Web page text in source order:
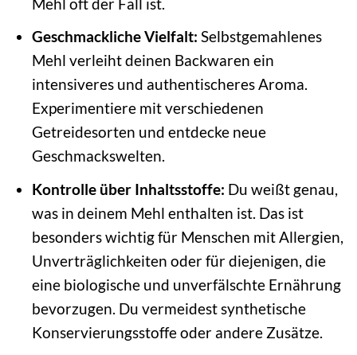
Geschmackliche Vielfalt: Selbstgemahlenes
Mehl verleiht deinen Backwaren ein
intensiveres und authentischeres Aroma.
Experimentiere mit verschiedenen
Getreidesorten und entdecke neue
Geschmackswelten.
Kontrolle über Inhaltsstoffe: Du weißt genau,
was in deinem Mehl enthalten ist. Das ist
besonders wichtig für Menschen mit Allergien,
Unverträglichkeiten oder für diejenigen, die
eine biologische und unverfälschte Ernährung
bevorzugen. Du vermeidest synthetische
Konservierungsstoffe oder andere Zusätze.